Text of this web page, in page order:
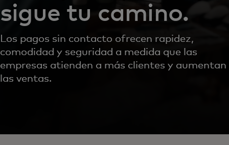
sigue tu camino.
Los pagos sin contacto ofrecen rapidez,
comodidad y seguridad a medida que las
empresas atienden a más clientes y aumentan
las ventas.